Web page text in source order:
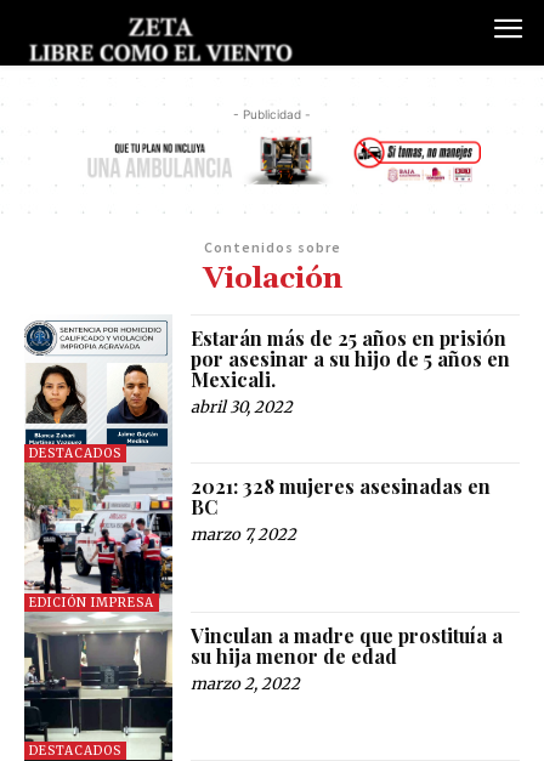
- Publicidad -
Contenidos sobre
Violación
DESTACADOS
Estarán más de 25 años en prisión
por asesinar a su hijo de 5 años en
Mexicali.
abril 30, 2022
EDICIÓN IMPRESA
2021: 328 mujeres asesinadas en
BC
marzo 7, 2022
DESTACADOS
Vinculan a madre que prostituía a
su hija menor de edad
marzo 2, 2022